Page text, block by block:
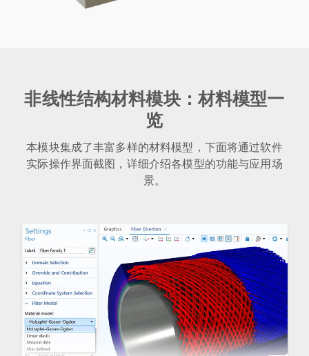
非线性结构材料模块：材料模型一
览
本模块集成了丰富多样的材料模型，下面将通过软件
实际操作界面截图，详细介绍各模型的功能与应用场
景。